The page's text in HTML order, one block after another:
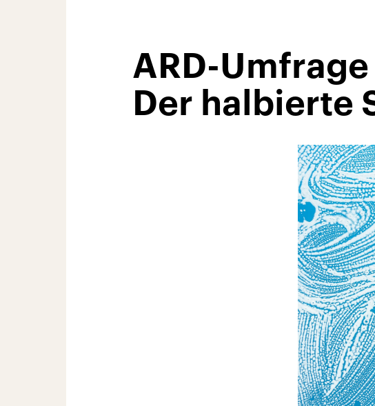
ARD-
Der halbierte